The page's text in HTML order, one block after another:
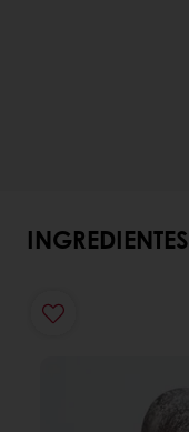
INGREDIENTES